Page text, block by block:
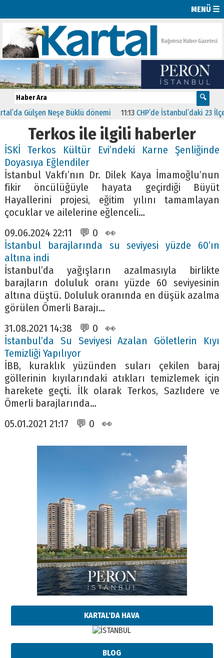
MENÜ ☰
Gülşen Neşe Büklü dönemi 11:13 CHP’de İstanbul’daki 23
Terkos ile ilgili haberler
İSKİ Terkos Kültür Evi’ndeki Karne Şenliğinde
Doyasıya Eğlendiler
İstanbul Vakfı’nın Dr. Dilek Kaya İmamoğlu’nun
fikir öncülüğüyle hayata geçirdiği Büyüt
Hayallerini projesi, eğitim yılını tamamlayan
çocuklar ve ailelerine eğlenceli…
09.06.2024 22:11 💬 0 👀
İstanbul barajlarında su seviyesi yüzde 60’ın
altına indi
İstanbul’da yağışların azalmasıyla birlikte
barajların doluluk oranı yüzde 60 seviyesinin
altına düştü. Doluluk oranında en düşük azalma
görülen Ömerli Barajı…
31.08.2021 14:38 💬 0 👀
İstanbul’da Su Seviyesi Azalan Göletlerin Kıyı
Temizliği Yapılıyor
İBB, kuraklık yüzünden suları çekilen baraj
göllerinin kıyılarındaki atıkları temizlemek için
harekete geçti. İlk olarak Terkos, Sazlıdere ve
Ömerli barajlarında…
05.01.2021 21:17 💬 0 👀
KARTAL'DA HAVA
BLOG